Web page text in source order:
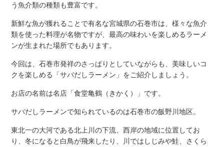
う魚介類の種類も豊富です。
新鮮な魚が獲れることで有名な宮城県の石巻市は、様々な魚介
類を使った料理が名物ですが、最高の味わいを楽しめるラーメ
ンが生まれた場所でもあります。
今回は、石巻市発祥のさっぱりとしていながらも、美味しいコ
クを楽しめる「サバだしラーメン」をご紹介しましょう。
お店の名前は名店「食堂亀鶴（きかく）」です。
サバだしラーメンで知られているのは石巻市の飯野川地区。
東北一の大河である北上川の下流、西岸の地域に位置してお
り、冬になると白鳥が飛来したり、川ではしじみや鮭、さくら